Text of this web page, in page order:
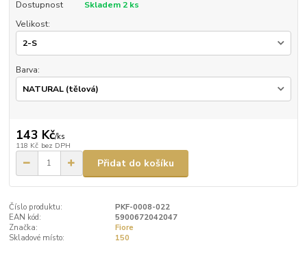
Dostupnost
Skladem 2 ks
Velikost:
Barva:
143 Kč/ks
118 Kč bez DPH
Přidat do košíku
Číslo produktu:
PKF-0008-022
EAN kód:
5900672042047
Značka:
Fiore
Skladové místo:
150